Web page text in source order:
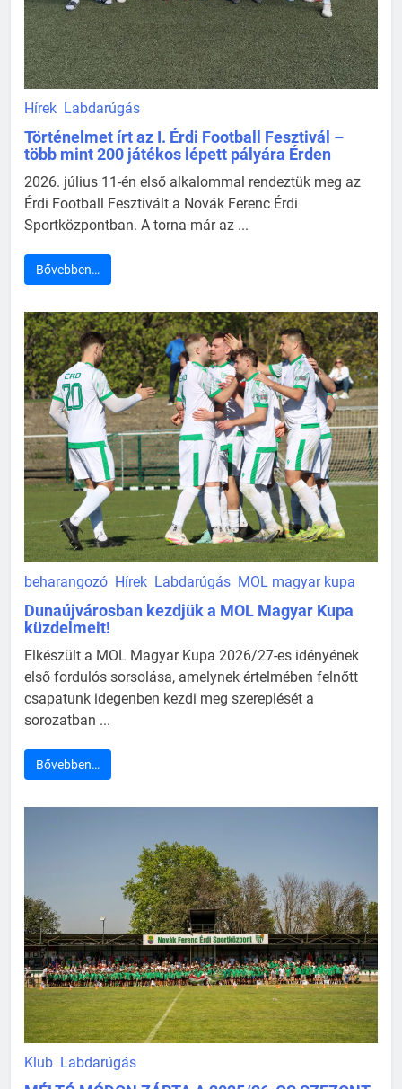
Hírek Labdarúgás
Történelmet írt az I. Érdi Football Fesztivál –
több mint 200 játékos lépett pályára Érden
2026. július 11-én első alkalommal rendeztük meg az
Érdi Football Fesztivált a Novák Ferenc Érdi
Sportközpontban. A torna már az ...
Bővebben…
beharangozó Hírek Labdarúgás MOL magyar kupa
Dunaújvárosban kezdjük a MOL Magyar Kupa
küzdelmeit!
Elkészült a MOL Magyar Kupa 2026/27-es idényének
első fordulós sorsolása, amelynek értelmében felnőtt
csapatunk idegenben kezdi meg szereplését a
sorozatban ...
Bővebben…
Klub Labdarúgás